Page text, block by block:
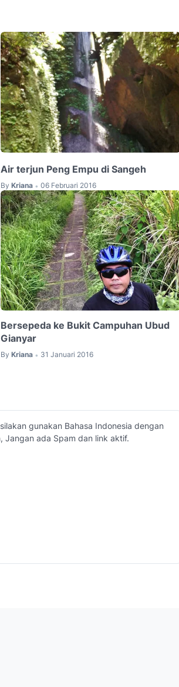
Air terjun Peng Empu di Sangeh
By Kriana • 06 Februari 2016
Bersepeda ke Bukit Campuhan Ubud
Gianyar
By Kriana • 31 Januari 2016
gunakan Bahasa Indonesia dengan
Jangan ada Spam dan link aktif.